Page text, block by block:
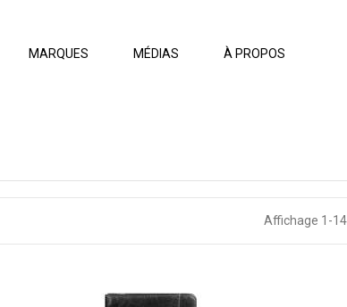
MARQUES MÉDIAS À PROPOS
Affichage 1-